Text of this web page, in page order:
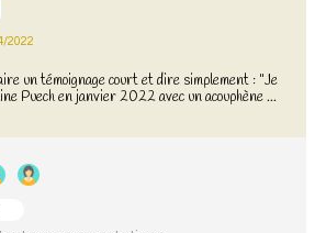
2022
un témoignage court et dire simplement : "Je
Puech en janvier 2022 avec un acouphène ...